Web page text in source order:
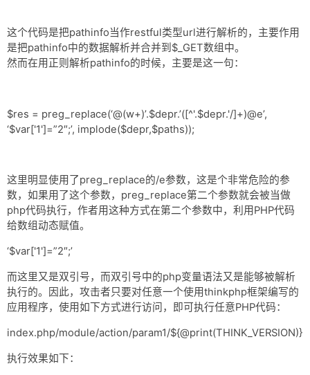
这个代码是把pathinfo当作restful类型url进行解析的，主要作用
是把pathinfo中的数据解析并合并到$_GET数组中。
然而在用正则解析pathinfo的时候，主要是这一句：
$res = preg_replace(‘@(w+)’.$depr.’([^'.$depr.'/]+)@e’,
‘$var['1']=”2″;’, implode($depr,$paths));
这里明显使用了preg_replace的/e参数，这是个非常危险的参
数，如果用了这个参数，preg_replace第二个参数就会被当做
php代码执行，作者用这种方式在第二个参数中，利用PHP代码
给数组动态赋值。
‘$var['1']=”2″;’
而这里又是双引号，而双引号中的php变量语法又是能够被解析
执行的。因此，攻击者只要对任意一个使用thinkphp框架编写的
应用程序，使用如下方式进行访问，即可执行任意PHP代码：
index.php/module/action/param1/${@print(THINK_VERSION)}
执行效果如下：